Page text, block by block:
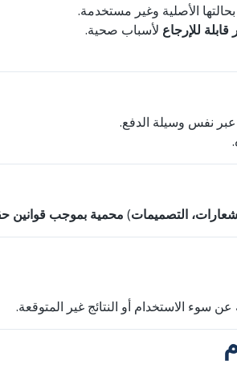
الأصلية وغير مستخدمة.
قابلة للإرجاع لأسباب صحية.
عبر نفس وسيلة الدفع.
التصميمات) محمية بموجب قوانين
سوء الاستخدام أو النتائج غير المتوقعة.